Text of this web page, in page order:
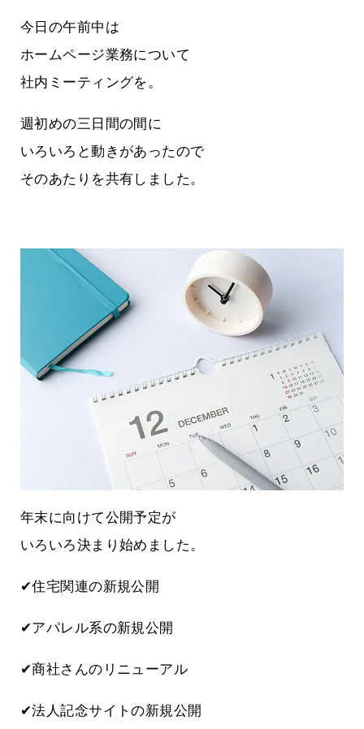
今日の午前中は
ホームページ業務について
社内ミーティングを。
週初めの三日間の間に
いろいろと動きがあったので
そのあたりを共有しました。
年末に向けて公開予定が
いろいろ決まり始めました。
✔住宅関連の新規公開
✔アパレル系の新規公開
✔商社さんのリニューアル
✔法人記念サイトの新規公開